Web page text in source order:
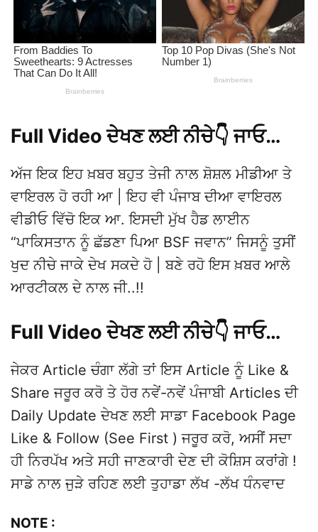
Full Video ਦੇਖਣ ਲਈ ਨੀਚੇ👇 ਜਾਓ…
ਅੱਜ ਇਕ ਇਹ ਖ਼ਬਰ ਬਹੁਤ ਤੇਜੀ ਨਾਲ ਸ਼ੋਸ਼ਲ ਮੀਡੀਆ ਤੇ
ਵਾਇਰਲ ਹੋ ਰਹੀ ਆ | ਇਹ ਵੀ ਪੰਜਾਬ ਦੀਆ ਵਾਇਰਲ
ਵੀਡੀਓ ਵਿੱਚੋ ਇਕ ਆ. ਇਸਦੀ ਮੁੱਖ ਹੈਡ ਲਾਈਨ
“ਪਾਕਿਸਤਾਨ ਨੂੰ ਛੱਡਣਾ ਪਿਆ BSF ਜਵਾਨ” ਜਿਸਨੂੰ ਤੁਸੀਂ
ਖੁਦ ਨੀਚੇ ਜਾਕੇ ਦੇਖ ਸਕਦੇ ਹੋ | ਬਣੇ ਰਹੋ ਇਸ ਖ਼ਬਰ ਆਲੇ
ਆਰਟੀਕਲ ਦੇ ਨਾਲ ਜੀ..!!
Full Video ਦੇਖਣ ਲਈ ਨੀਚੇ👇 ਜਾਓ…
ਜੇਕਰ Article ਚੰਗਾ ਲੱਗੇ ਤਾਂ ਇਸ Article ਨੂੰ Like &
Share ਜਰੂਰ ਕਰੋ ਤੇ ਹੋਰ ਨਵੇਂ-ਨਵੇਂ ਪੰਜਾਬੀ Articles ਦੀ
Daily Update ਦੇਖਣ ਲਈ ਸਾਡਾ Facebook Page
Like & Follow (See First ) ਜਰੂਰ ਕਰੋ, ਅਸੀਂ ਸਦਾ
ਹੀ ਨਿਰਪੱਖ ਅਤੇ ਸਹੀ ਜਾਣਕਾਰੀ ਦੇਣ ਦੀ ਕੋਸ਼ਿਸ ਕਰਾਂਗੇ !
ਸਾਡੇ ਨਾਲ ਜੁੜੇ ਰਹਿਣ ਲਈ ਤੁਹਾਡਾ ਲੱਖ -ਲੱਖ ਧੰਨਵਾਦ
NOTE :